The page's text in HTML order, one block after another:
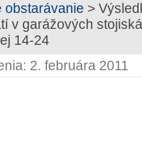
obstarávanie >
v garážových
14-24
2. februára 2011